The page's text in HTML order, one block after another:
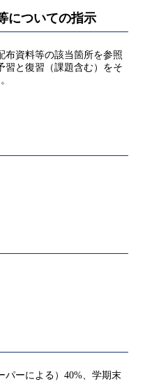
についての指示
布資料等の該当箇所を参照
習と復習（課題含む）をそ
パーによる）40%、学期末